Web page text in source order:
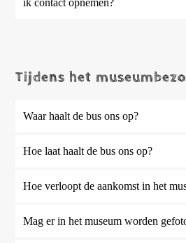
Tijdens het
Waar haalt de bus ons op?
Hoe laat haalt de bus ons op?
Hoe verloopt de aankomst in het
Mag er in het museum worden